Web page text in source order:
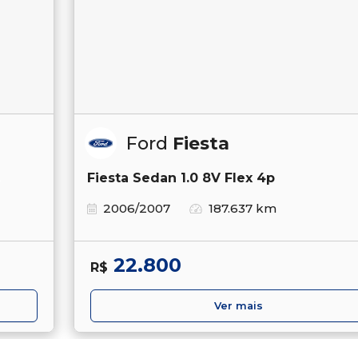
Ford Fiesta
Fiesta Sedan 1.0 8V Flex 4p
2006/2007
187.637 km
R$ 22.800
Ver mais